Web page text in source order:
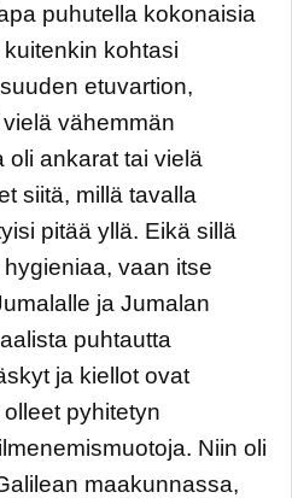
puhutella kokonaisia
kohtasi
etuvartion,
vähemmän
oli ankarat tai vielä
siitä, millä tavalla
pitää yllä. Eikä sillä
vaan itse
ja Jumalan
puhtautta
ja kiellot ovat
pyhitetyn
Niin oli
maakunnassa,